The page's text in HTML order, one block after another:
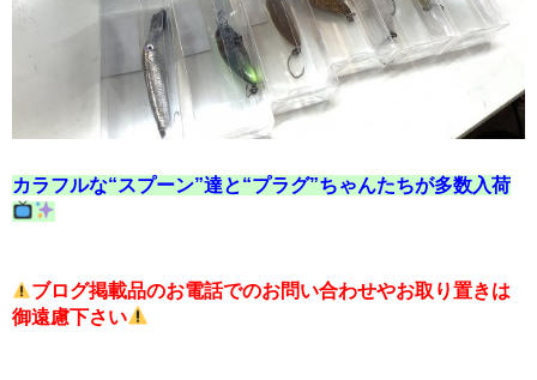
カラフルな“スプーン”達と“プラグ”ちゃんたちが多数入荷
ブログ掲載品のお電話でのお問い合わせやお取り置きは
御遠慮下さい